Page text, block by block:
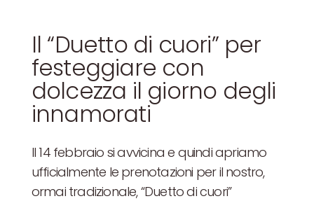
Il “Duetto di cuori” per
festeggiare con
dolcezza il giorno degli
innamorati
Il 14 febbraio si avvicina e quindi apriamo
ufficialmente le prenotazioni per il nostro,
ormai tradizionale, “Duetto di cuori”